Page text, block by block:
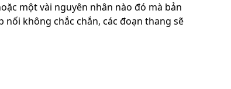
một vài nguyên nhân nào đó mà bản
không chắc chắn, các đoạn thang sẽ